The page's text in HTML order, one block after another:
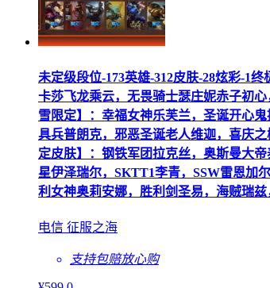
未定级段位-173英雄-312皮肤-28炫彩-1
卡莎飞龙乘云，无畏骑士瑟庄妮赤子初
雪限定】：幸福女神乐芙兰，圣诞开心
具兵普朗克，邪恶圣诞老人维迦，喜庆
定皮肤】：钢铁军团拉克丝，奥斯曼大
星伊泽瑞尔，SKTT1李青，SSW雷恩加
利女神奥莉安娜，胜利剑圣易，海贼瑞兹
电信 征服之海
支持包赔放心购